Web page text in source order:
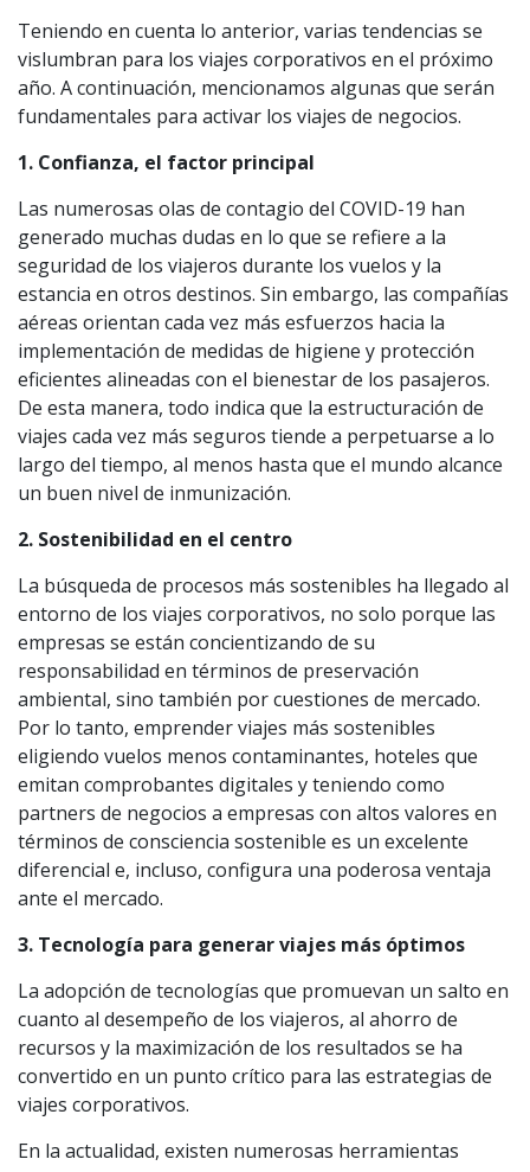
Teniendo en cuenta lo anterior, varias tendencias se
vislumbran para los viajes corporativos en el próximo
año. A continuación, mencionamos algunas que serán
fundamentales para activar los viajes de negocios.
1. Confianza, el factor principal
Las numerosas olas de contagio del COVID-19 han
generado muchas dudas en lo que se refiere a la
seguridad de los viajeros durante los vuelos y la
estancia en otros destinos. Sin embargo, las compañías
aéreas orientan cada vez más esfuerzos hacia la
implementación de medidas de higiene y protección
eficientes alineadas con el bienestar de los pasajeros.
De esta manera, todo indica que la estructuración de
viajes cada vez más seguros tiende a perpetuarse a lo
largo del tiempo, al menos hasta que el mundo alcance
un buen nivel de inmunización.
2. Sostenibilidad en el centro
La búsqueda de procesos más sostenibles ha llegado al
entorno de los viajes corporativos, no solo porque las
empresas se están concientizando de su
responsabilidad en términos de preservación
ambiental, sino también por cuestiones de mercado.
Por lo tanto, emprender viajes más sostenibles
eligiendo vuelos menos contaminantes, hoteles que
emitan comprobantes digitales y teniendo como
partners de negocios a empresas con altos valores en
términos de consciencia sostenible es un excelente
diferencial e, incluso, configura una poderosa ventaja
ante el mercado.
3. Tecnología para generar viajes más óptimos
La adopción de tecnologías que promuevan un salto en
cuanto al desempeño de los viajeros, al ahorro de
recursos y la maximización de los resultados se ha
convertido en un punto crítico para las estrategias de
viajes corporativos.
En la actualidad, existen numerosas herramientas